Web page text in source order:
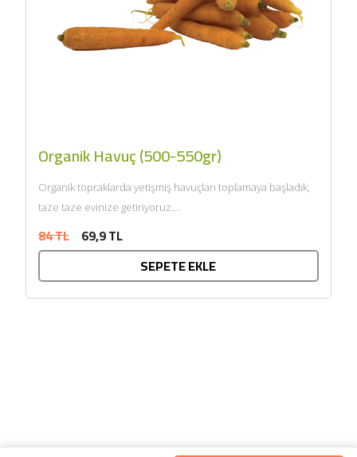
Organik Havuç (500-550gr)
Organik topraklarda yetişmiş havuçları toplamaya başladık,
taze taze evinize getiriyoruz....
84 TL 69,9 TL
SEPETE EKLE